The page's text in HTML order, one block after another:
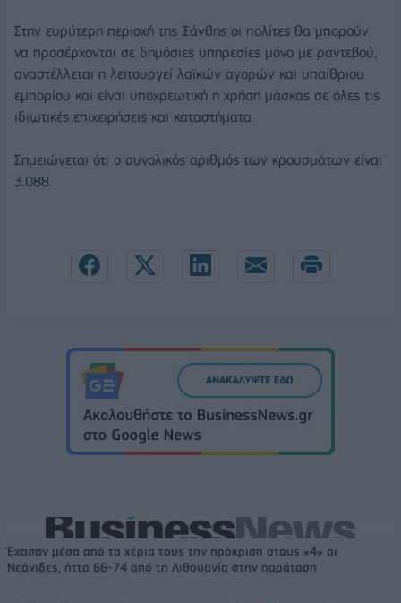
Στην ευρύτερη περιοχή της Ξάνθης οι πολίτες θα μπορούν
να προσέρχονται σε δημόσιες υπηρεσίες μόνο με ραντεβού,
αναστέλλεται η λειτουργεί λαϊκών αγορών και υπαίθριου
εμπορίου και είναι υποχρεωτική η χρήση μάσκας σε όλες τις
ιδιωτικές επιχειρήσεις και καταστήματα
Σημειώνεται ότι ο συνολικός αριθμός των κρουσμάτων είναι
3.088.
Έχασαν μέσα από τα χέρια τους την πρόκριση στους «4» οι
Νεάνιδες, ήττα 66-74 από τη Λιθουανία στην παράταση